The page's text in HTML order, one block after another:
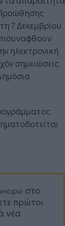
7 Δεκεμβρίου
ηλεκτρονική
σημειώσεις
στο
πρώτοι
νέα